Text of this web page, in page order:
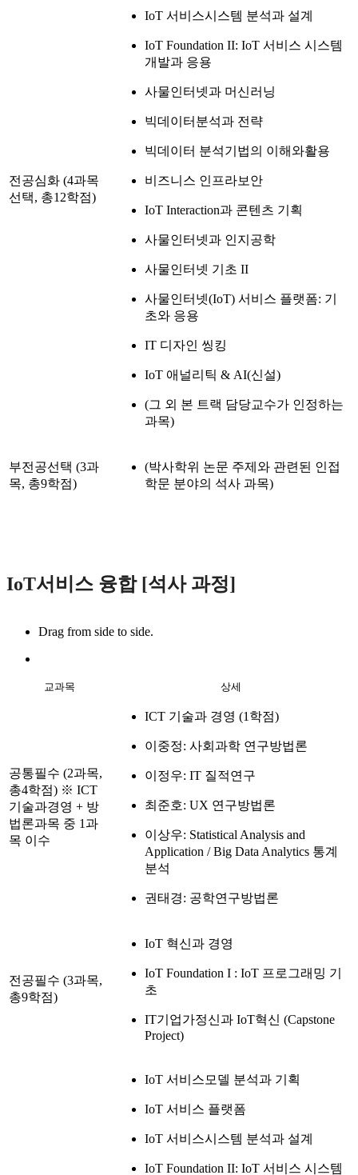
전공심화 (4과목
선택, 총12학점)
IoT 서비스시스템 분석과 설계
IoT Foundation II: IoT 서비스 시스템
개발과 응용
사물인터넷과 머신러닝
빅데이터분석과 전략
빅데이터 분석기법의 이해와활용
비즈니스 인프라보안
IoT Interaction과 콘텐츠 기획
사물인터넷과 인지공학
사물인터넷 기초 II
사물인터넷(IoT) 서비스 플랫폼: 기
초와 응용
IT 디자인 씽킹
IoT 애널리틱 & AI(신설)
(그 외 본 트랙 담당교수가 인정하는
과목)
부전공선택 (3과
목, 총9학점)
(박사학위 논문 주제와 관련된 인접
학문 분야의 석사 과목)
IoT서비스 융합 [석사 과정]
Drag from side to side.
교과목 상세
공통필수 (2과목,
총4학점) ※ ICT
기술과경영 + 방
법론과목 중 1과
목 이수
ICT 기술과 경영 (1학점)
이중정: 사회과학 연구방법론
이정우: IT 질적연구
최준호: UX 연구방법론
이상우: Statistical Analysis and
Application / Big Data Analytics 통계
분석
권태경: 공학연구방법론
전공필수 (3과목,
총9학점)
IoT 혁신과 경영
IoT Foundation I : IoT 프로그래밍 기
초
IT기업가정신과 IoT혁신 (Capstone
Project)
IoT 서비스모델 분석과 기획
IoT 서비스 플랫폼
IoT 서비스시스템 분석과 설계
IoT Foundation II: IoT 서비스 시스템